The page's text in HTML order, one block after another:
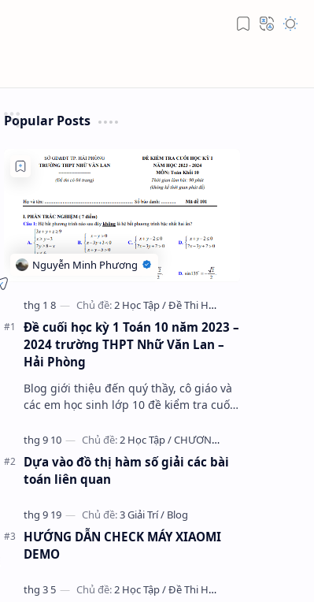
Popular Posts
Đề cuối học kỳ 1 Toán 10 năm 2023 –
2024 trường THPT Nhữ Văn Lan –
Hải Phòng
Blog giới thiệu đến quý thầy, cô giáo và
các em học sinh lớp 10 đề kiểm tra cuối
2024 trường THPT Nhữ Văn Lan, th…
Dựa vào đồ thị hàm số giải các bài
toán liên quan
HƯỚNG DẪN CHECK MÁY XIAOMI
DEMO